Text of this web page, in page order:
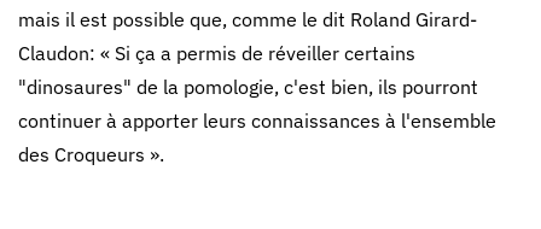
mais il est possible que, comme le dit Roland Girard-
Claudon: « Si ça a permis de réveiller certains
"dinosaures" de la pomologie, c'est bien, ils pourront
continuer à apporter leurs connaissances à l'ensemble
des Croqueurs ».